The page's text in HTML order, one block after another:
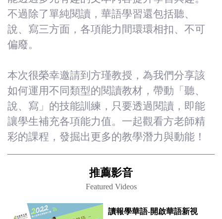
不過除了單純閱讀，華語學習還包括聽、
說、寫三方面，各項能力間環環相扣、不可
偏廢。
本次很榮幸邀請到方瑾教授，為我們分享該
如何運用不同類型的閱讀教材，帶動「聽、
說、寫」的技能訓練，只要透過閱讀，即能
讓學生補充各項能力值。一起觀看方老師精
彩的課程，發掘出更多的教學潛力與動能！
推薦影音
Featured Videos
讀報學華語-開啟華語新視